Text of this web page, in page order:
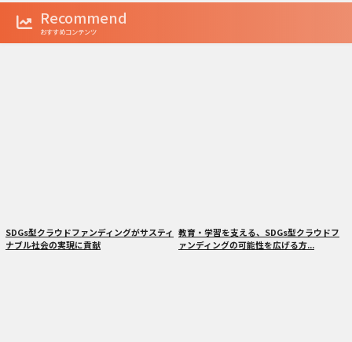
Recommend
おすすめコンテンツ
SDGs型クラウドファンディングがサスティ
ナブル社会の実現に貢献
教育・学習を支える、SDGs型クラウドフ
ァンディングの可能性を広げる方...